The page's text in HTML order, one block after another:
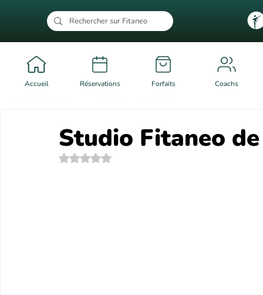
Accueil Réservations Forfaits Coachs
Studio Fitaneo
Noté NaN étoiles sur 5.